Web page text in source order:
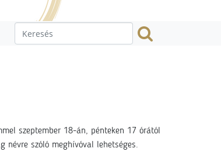
szeptember 18-án, pénteken 17 órától
névre szóló meghívóval lehetséges.